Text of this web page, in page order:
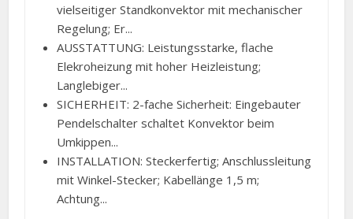
vielseitiger Standkonvektor mit mechanischer
Regelung; Er...
AUSSTATTUNG: Leistungsstarke, flache
Elekroheizung mit hoher Heizleistung;
Langlebiger...
SICHERHEIT: 2-fache Sicherheit: Eingebauter
Pendelschalter schaltet Konvektor beim
Umkippen...
INSTALLATION: Steckerfertig; Anschlussleitung
mit Winkel-Stecker; Kabellänge 1,5 m;
Achtung...